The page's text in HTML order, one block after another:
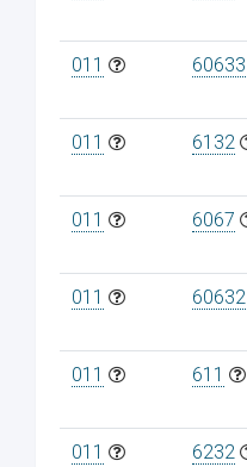
011 60633
011 6132
011 6067
011 60632
011 611
011 6232